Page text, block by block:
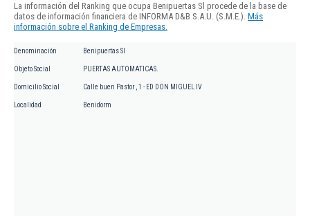
La información del Ranking que ocupa Benipuertas Sl procede de la base de
datos de información financiera de INFORMA D&B S.A.U. (S.M.E.). Más
información sobre el Ranking de Empresas.
Denominación Benipuertas Sl
Objeto Social PUERTAS AUTOMATICAS.
Domicilio Social Calle buen Pastor , 1 - ED DON MIGUEL IV
Localidad Benidorm